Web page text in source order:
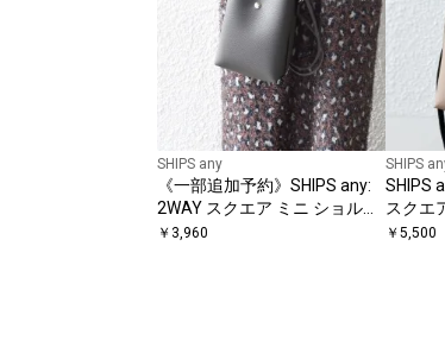
SHIPS any
《一部追加予約》SHIPS any:
2WAY スクエア ミニ ショルダ
ー バッグ
￥ 3,960
SHIPS
SHIPS
スクエ
￥ 5,500